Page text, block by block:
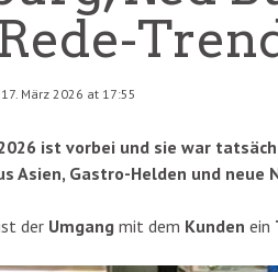
März 2026 at 17:55
2026 ist vorbei und sie war
Asien, Gastro-Helden und neue
der Umgang mit dem Kunden ein